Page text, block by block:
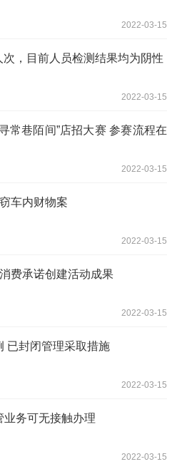
2022-03-15
，目前人员检测结果均为阴性
2022-03-15
常巷陌间”店招大赛 参赛流程在
2022-03-15
车内财物案
2022-03-15
费承诺创建活动成果
2022-03-15
已封闭管理采取措施
2022-03-15
业务可无接触办理
2022-03-15